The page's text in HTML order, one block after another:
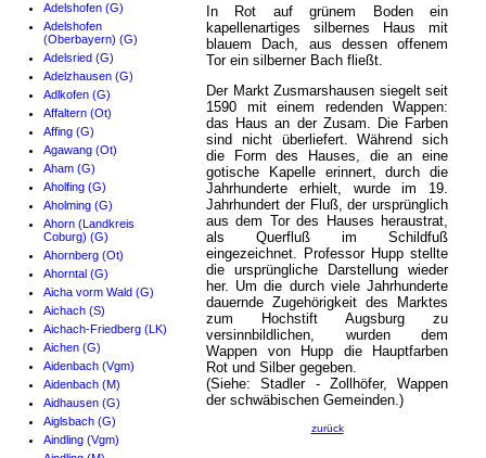
Adelshofen (G)
Adelshofen
(Oberbayern) (G)
Adelsried (G)
Adelzhausen (G)
Adlkofen (G)
Affaltern (Ot)
Affing (G)
Agawang (Ot)
Aham (G)
Aholfing (G)
Aholming (G)
Ahorn (Landkreis
Coburg) (G)
Ahornberg (Ot)
Ahorntal (G)
Aicha vorm Wald (G)
Aichach (S)
Aichach-Friedberg (LK)
Aichen (G)
Aidenbach (Vgm)
Aidenbach (M)
Aidhausen (G)
Aiglsbach (G)
Aindling (Vgm)
In Rot auf grünem Boden ein
kapellenartiges silbernes Haus mit
blauem Dach, aus dessen offenem
Tor ein silberner Bach fließt.
Der Markt Zusmarshausen siegelt seit
1590 mit einem redenden Wappen:
das Haus an der Zusam. Die Farben
sind nicht überliefert. Während sich
die Form des Hauses, die an eine
gotische Kapelle erinnert, durch die
Jahrhunderte erhielt, wurde im 19.
Jahrhundert der Fluß, der ursprünglich
aus dem Tor des Hauses heraustrat,
als Querfluß im Schildfuß
eingezeichnet. Professor Hupp stellte
die ursprüngliche Darstellung wieder
her. Um die durch viele Jahrhunderte
dauernde Zugehörigkeit des Marktes
zum Hochstift Augsburg zu
versinnbildlichen, wurden dem
Wappen von Hupp die Hauptfarben
Rot und Silber gegeben.
(Siehe: Stadler - Zollhöfer, Wappen
der schwäbischen Gemeinden.)
zurück